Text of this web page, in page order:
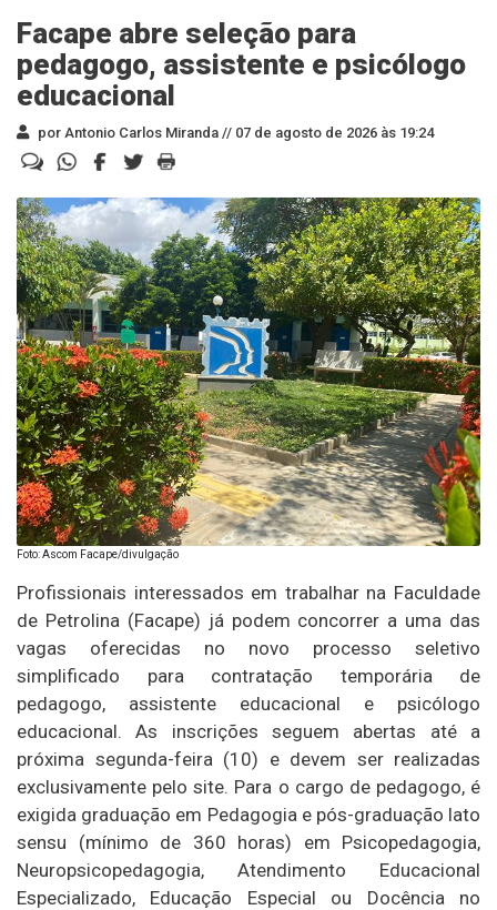
Facape abre seleção para
pedagogo, assistente e psicólogo
educacional
por Antonio Carlos Miranda // 07 de agosto de 2026 às 19:24
Foto: Ascom Facape/divulgação
Profissionais interessados em trabalhar na Faculdade
de Petrolina (Facape) já podem concorrer a uma das
vagas oferecidas no novo processo seletivo
simplificado para contratação temporária de
pedagogo, assistente educacional e psicólogo
educacional. As inscrições seguem abertas até a
próxima segunda-feira (10) e devem ser realizadas
exclusivamente pelo site. Para o cargo de pedagogo, é
exigida graduação em Pedagogia e pós-graduação lato
sensu (mínimo de 360 horas) em Psicopedagogia,
Neuropsicopedagogia, Atendimento Educacional
Especializado, Educação Especial ou Docência no